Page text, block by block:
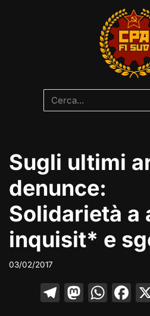
Sugli ultimi
denunce:
Solidarietà a
inquisit* e
03/02/2017
T M W F